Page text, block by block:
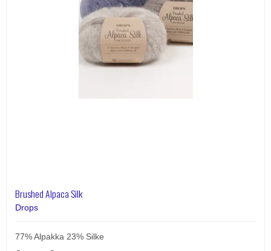
Brushed Alpaca Silk
Drops
77% Alpakka 23% Silke